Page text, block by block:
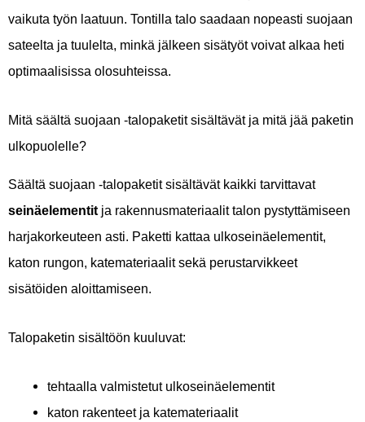
vaikuta työn laatuun. Tontilla talo saadaan nopeasti suojaan
sateelta ja tuulelta, minkä jälkeen sisätyöt voivat alkaa heti
optimaalisissa olosuhteissa.
Mitä säältä suojaan -talopaketit sisältävät ja mitä jää paketin
ulkopuolelle?
Säältä suojaan -talopaketit sisältävät kaikki tarvittavat
seinäelementit ja rakennusmateriaalit talon pystyttämiseen
harjakorkeuteen asti. Paketti kattaa ulkoseinäelementit,
katon rungon, katemateriaalit sekä perustarvikkeet
sisätöiden aloittamiseen.
Talopaketin sisältöön kuuluvat:
tehtaalla valmistetut ulkoseinäelementit
katon rakenteet ja katemateriaalit